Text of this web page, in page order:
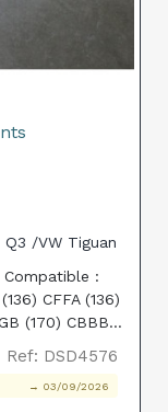
/VW Tiguan
Compatible :
CFFA (136)
(170) CBBB
Ref: DSD4576
→ 03/09/2026